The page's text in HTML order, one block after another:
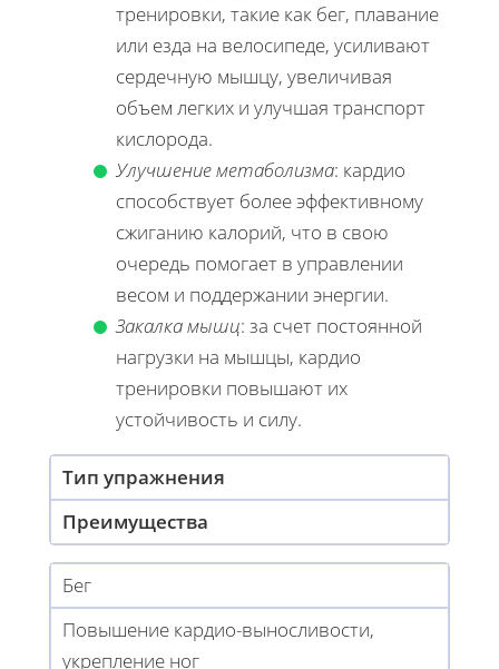
тренировки, такие как бег, плавание
или езда на велосипеде, усиливают
сердечную мышцу, увеличивая
объем легких и улучшая транспорт
кислорода.
Улучшение метаболизма: кардио
способствует более эффективному
сжиганию калорий, что в свою
очередь помогает в управлении
весом и поддержании энергии.
Закалка мышц: за счет постоянной
нагрузки на мышцы, кардио
тренировки повышают их
устойчивость и силу.
Тип упражнения
Преимущества
Бег
Повышение кардио-выносливости,
укрепление ног